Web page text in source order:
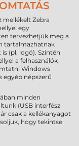
mellékelt Zebra
egy
tervezhetjük meg a
tartalmazhatnak
(pl. logó). Szintén
a felhasználók
Windows
népszerű
minden
(USB interfész
csak a kellékanyagot
hogy tekintse